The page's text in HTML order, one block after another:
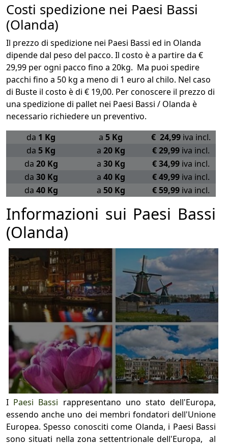
Costi spedizione nei Paesi Bassi
(Olanda)
Il prezzo di spedizione nei Paesi Bassi ed in Olanda
dipende dal peso del pacco. Il costo è a partire da €
29,99 per ogni pacco fino a 20kg. Ma puoi spedire
pacchi fino a 50 kg a meno di 1 euro al chilo. Nel caso
di Buste il costo è di € 19,00. Per conoscere il prezzo di
una spedizione di pallet nei Paesi Bassi / Olanda è
necessario richiedere un preventivo.
da 1 Kg a 5 Kg € 24,99iva incl.
da 5 Kg a 20 Kg € 29,99 iva incl.
da 20 Kg a 30 Kg € 34,99iva incl.
da 30 Kg a 40 Kg € 49,99iva incl.
da 40 Kg a 50 Kg € 59,99iva incl.
Informazioni sui Paesi Bassi
(Olanda)
I Paesi Bassi rappresentano uno stato dell'Europa,
essendo anche uno dei membri fondatori dell'Unione
Europea. Spesso conosciti come Olanda, i Paesi Bassi
sono situati nella zona settentrionale dell'Europa, al